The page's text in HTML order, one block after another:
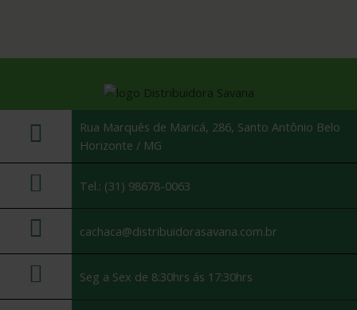
Rua Marquês de Maricá, 286, Santo Antônio Belo
Horizonte / MG
Tel.: (31) 98678-0063
cachaca@distribuidorasavana.com.br
Seg a Sex de 8:30hrs ás 17:30hrs